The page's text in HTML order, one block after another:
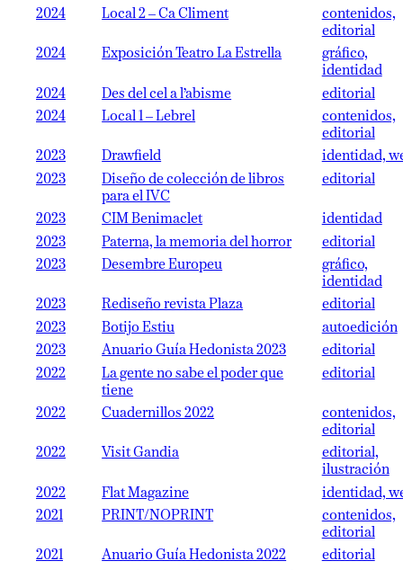
2024
Local 2 – Ca Climent
contenidos,
editorial
2024
Exposición Teatro La Estrella
gráfico,
identidad
2024
Des del cel a l’abisme
editorial
2024
Local 1 – Lebrel
contenidos,
editorial
2023
Drawfield
identidad,
2023
Diseño de colección de libros
para el IVC
editorial
2023 CIM Benimaclet
identidad
2023
Paterna, la memoria del horror
editorial
2023
Desembre Europeu
gráfico,
identidad
2023
Rediseño revista Plaza
editorial
2023
Botijo Estiu
autoedición
2023
Anuario Guía Hedonista 2023
editorial
2022
La gente no sabe el poder que
tiene
editorial
2022 Cuadernillos 2022
contenidos,
editorial
2022
Visit Gandia
editorial,
ilustración
2022
Flat Magazine
identidad,
2021
PRINT/NOPRINT
contenidos,
editorial
2021
Anuario Guía Hedonista 2022
editorial